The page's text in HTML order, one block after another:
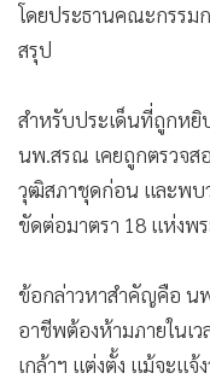
โดยประธานคณะกรรม
สรุป
สำหรับประเด็นที่ถูกห
นพ.สรณ เคยถูกตรวจส
วุฒิสภาชุดก่อน และพ
ขัดต่อมาตรา 18 แห่งพ
ข้อกล่าวหาสำคัญคือ น
อาชีพต้องห้ามภายในเ
เกล้าฯ แต่งตั้ง แม้จะแ